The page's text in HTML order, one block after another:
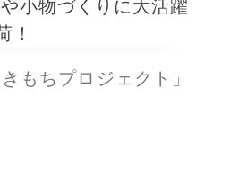
小物づくりに大活躍
！
もちプロジェクト」